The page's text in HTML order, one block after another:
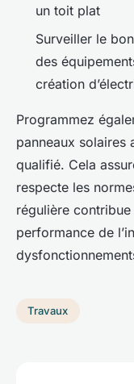
un toit plat
Surveiller le
des
création
Programmez
panneaux solaires
qualifié. Cela
respecte les
régulière
performance de
Travaux